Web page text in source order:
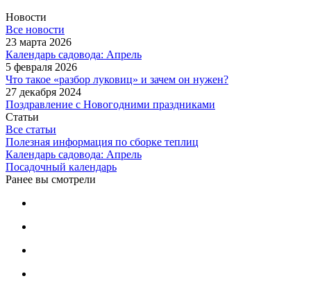
Новости
Все новости
23 марта 2026
Календарь садовода: Апрель
5 февраля 2026
Что такое «разбор луковиц» и зачем он нужен?
27 декабря 2024
Поздравление с Новогодними праздниками
Статьи
Все статьи
Полезная информация по сборке теплиц
Календарь садовода: Апрель
Посадочный календарь
Ранее вы смотрели